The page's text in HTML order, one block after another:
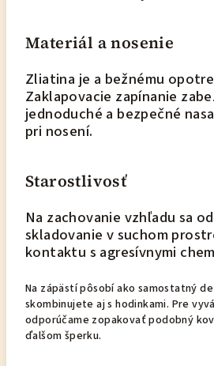
Materiál a nosenie
Zliatina je a bežnému
Zaklapovacie zapínanie
jednoduché a bezpečné
pri nosení.
Starostlivosť
Na zachovanie vzhľadu sa
skladovanie v suchom
kontaktu s agresívnymi
Na zápästí pôsobí ako samostatný
skombinujete aj s hodinkami. Pre
odporúčame zopakovať podobný
ďalšom šperku.